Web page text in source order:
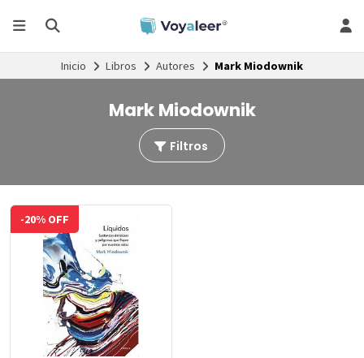
Inicio Libros Autores Mark Miodownik
Mark Miodownik
Filtros
-20% OFF